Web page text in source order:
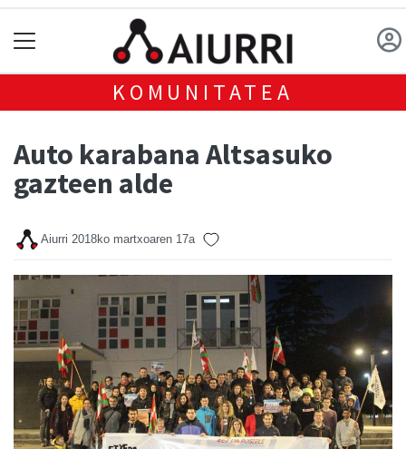
KOMUNITATEA
Auto karabana Altsasuko
gazteen alde
Aiurri 2018ko martxoaren 17a